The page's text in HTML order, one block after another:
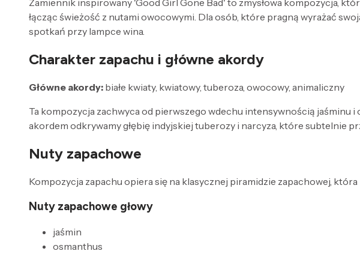
Zamiennik inspirowany 'Good Girl Gone Bad' to zmysłowa kompozycja,
łącząc świeżość z nutami owocowymi. Dla osób, które pragną wyrażać
spotkań przy lampce wina.
Charakter zapachu i główne akordy
Główne akordy: białe kwiaty, kwiatowy, tuberoza, owocowy, animaliczny
Ta kompozycja zachwyca od pierwszego wdechu intensywnością jaśminu
akordem odkrywamy głębię indyjskiej tuberozy i narcyza, które subtelnie
Nuty zapachowe
Kompozycja zapachu opiera się na klasycznej piramidzie zapachowej, która
Nuty zapachowe głowy
jaśmin
osmanthus